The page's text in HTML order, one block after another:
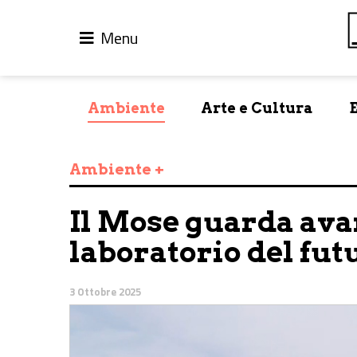
Menu
Ambiente Arte e Cultura
Ambiente +
Il Mose guarda
laboratorio del
3 Ottobre 2025